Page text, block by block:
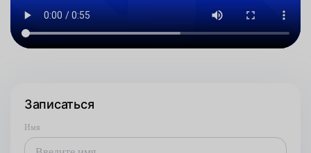
Записаться
Имя